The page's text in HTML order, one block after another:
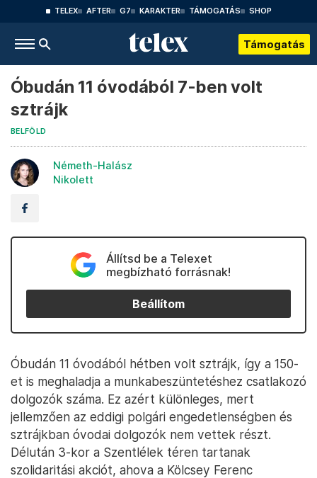
TELEX AFTER G7 KARAKTER TÁMOGATÁS SHOP
Támogatás
Óbudán 11 óvodából 7-ben volt
sztrájk
BELFÖLD
Németh-Halász
Nikolett
Állítsd be a Telexet
megbízható forrásnak!
Beállítom
Óbudán 11 óvodából hétben volt sztrájk, így a 150-
et is meghaladja a munkabeszüntetéshez csatlakozó
dolgozók száma. Ez azért különleges, mert
jellemzően az eddigi polgári engedetlenségben és
sztrájkban óvodai dolgozók nem vettek részt.
Délután 3-kor a Szentlélek téren tartanak
szolidaritási akciót, ahova a Kölcsey Ferenc